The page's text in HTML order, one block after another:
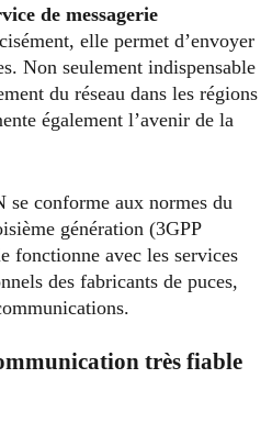
de messagerie
elle permet d’envoyer
Non seulement indispensable
du réseau dans les régions
également l’avenir de la
se conforme aux normes du
génération (3GPP
fonctionne avec les services
des fabricants de puces,
très fiable